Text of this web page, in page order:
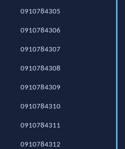
0910784305
0910784306
0910784307
0910784308
0910784309
0910784310
0910784311
0910784312